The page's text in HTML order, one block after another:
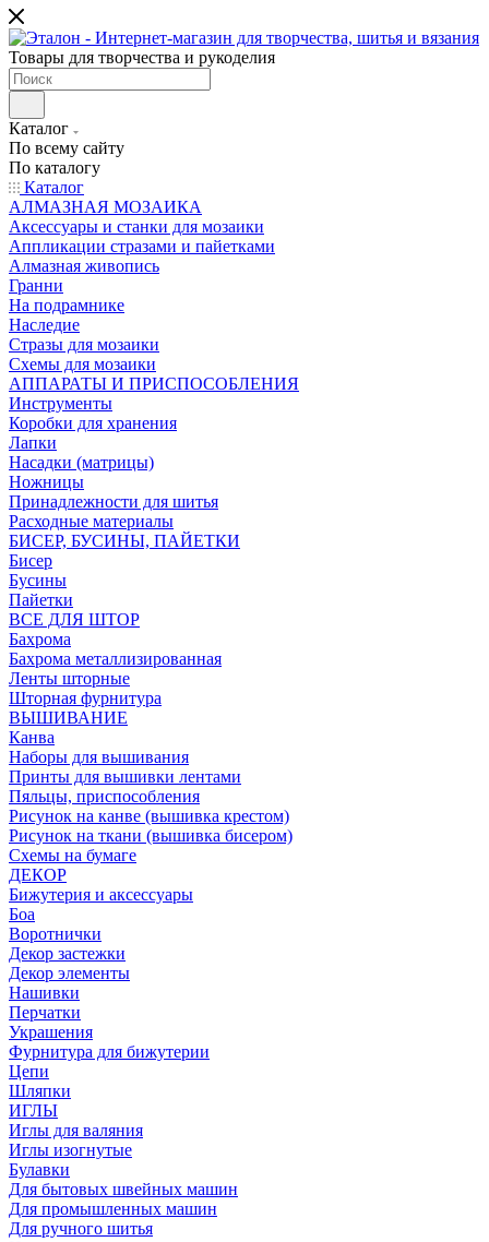
Товары для творчества и рукоделия
Каталог
По всему сайту
По каталогу
Каталог
АЛМАЗНАЯ МОЗАИКА
Аксессуары и станки для мозаики
Аппликации стразами и пайетками
Алмазная живопись
Гранни
На подрамнике
Наследие
Стразы для мозаики
Схемы для мозаики
АППАРАТЫ И ПРИСПОСОБЛЕНИЯ
Инструменты
Коробки для хранения
Лапки
Насадки (матрицы)
Ножницы
Принадлежности для шитья
Расходные материалы
БИСЕР, БУСИНЫ, ПАЙЕТКИ
Бисер
Бусины
Пайетки
ВСЕ ДЛЯ ШТОР
Бахрома
Бахрома металлизированная
Ленты шторные
Шторная фурнитура
ВЫШИВАНИЕ
Канва
Наборы для вышивания
Принты для вышивки лентами
Пяльцы, приспособления
Рисунок на канве (вышивка крестом)
Рисунок на ткани (вышивка бисером)
Схемы на бумаге
ДЕКОР
Бижутерия и аксессуары
Боа
Воротнички
Декор застежки
Декор элементы
Нашивки
Перчатки
Украшения
Фурнитура для бижутерии
Цепи
Шляпки
ИГЛЫ
Иглы для валяния
Иглы изогнутые
Булавки
Для бытовых швейных машин
Для промышленных машин
Для ручного шитья